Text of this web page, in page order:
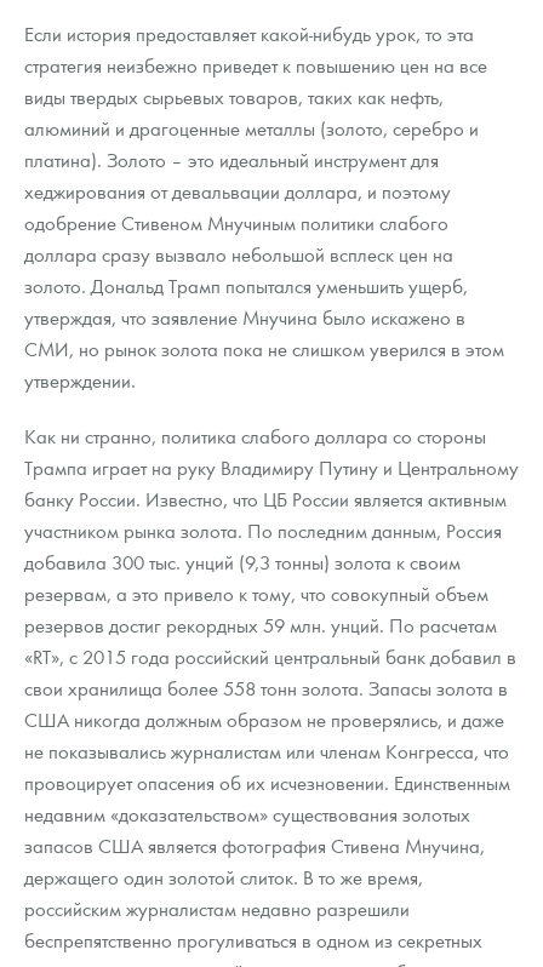
Если история предоставляет какой-нибудь урок, то эта
стратегия неизбежно приведет к повышению цен на все
виды твердых сырьевых товаров, таких как нефть,
алюминий и драгоценные металлы (золото, серебро и
платина). Золото – это идеальный инструмент для
хеджирования от девальвации доллара, и поэтому
одобрение Стивеном Мнучиным политики слабого
доллара сразу вызвало небольшой всплеск цен на
золото. Дональд Трамп попытался уменьшить ущерб,
утверждая, что заявление Мнучина было искажено в
СМИ, но рынок золота пока не слишком уверился в этом
утверждении.
Как ни странно, политика слабого доллара со стороны
Трампа играет на руку Владимиру Путину и Центральному
банку России. Известно, что ЦБ России является активным
участником рынка золота. По последним данным, Россия
добавила 300 тыс. унций (9,3 тонны) золота к своим
резервам, а это привело к тому, что совокупный объем
резервов достиг рекордных 59 млн. унций. По расчетам
«RT», с 2015 года российский центральный банк добавил в
свои хранилища более 558 тонн золота. Запасы золота в
США никогда должным образом не проверялись, и даже
не показывались журналистам или членам Конгресса, что
провоцирует опасения об их исчезновении. Единственным
недавним «доказательством» существования золотых
запасов США является фотография Стивена Мнучина,
держащего один золотой слиток. В то же время,
российским журналистам недавно разрешили
беспрепятственно прогуливаться в одном из секретных